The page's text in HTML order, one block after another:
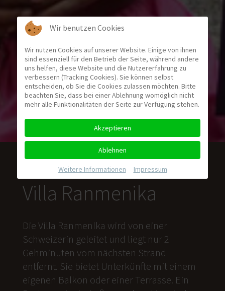
Villa Ranmenika
Die Villa Ranmenika wird von einer
Schweizerin geleitet und liegt nur 2
Gehminuten vom nächsten Strand
entfernt. Sie bietet Unterkünfte mit einem
eigenen Balkon oder einer Terrasse. Ein
Wir benutzen Cookies
Wir nutzen Cookies auf unserer Website. Einige von ihnen
sind essenziell für den Betrieb der Seite, während andere
uns helfen, diese Website und die Nutzererfahrung zu
verbessern (Tracking Cookies). Sie können selbst
entscheiden, ob Sie die Cookies zulassen möchten. Bitte
beachten Sie, dass bei einer Ablehnung womöglich nicht
mehr alle Funktionalitäten der Seite zur Verfügung stehen.
Akzeptieren
Ablehnen
Weitere Informationen Impressum